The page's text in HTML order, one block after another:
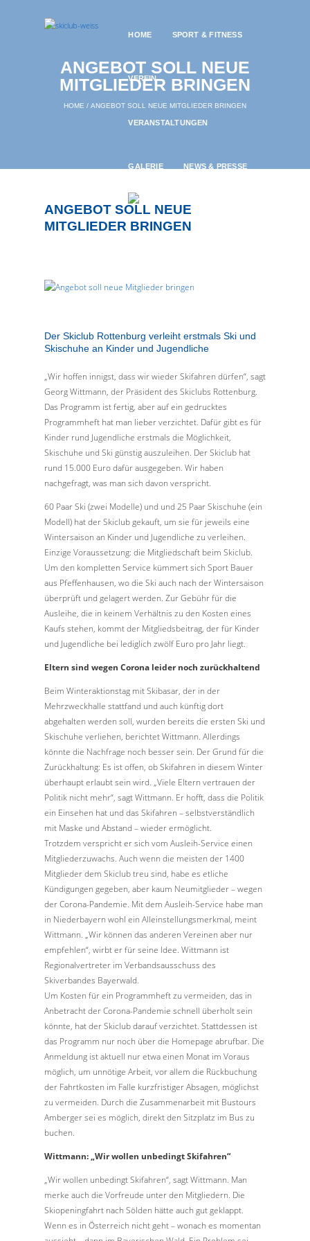
HOME SPORT & FITNESS
VEREIN
VERANSTALTUNGEN
GALERIE NEWS & PRESSE
ANGEBOT SOLL NEUE
MITGLIEDER BRINGEN
HOME ANGEBOT SOLL NEUE MITGLIEDER BRINGEN
ANGEBOT SOLL NEUE
MITGLIEDER BRINGEN
Der Skiclub Rottenburg verleiht erstmals Ski und
Skischuhe an Kinder und Jugendliche
„Wir hoffen innigst, dass wir wieder Skifahren dürfen“, sagt
Georg Wittmann, der Präsident des Skiclubs Rottenburg.
Das Programm ist fertig, aber auf ein gedrucktes
Programmheft hat man lieber verzichtet. Dafür gibt es für
Kinder rund Jugendliche erstmals die Möglichkeit,
Skischuhe und Ski günstig auszuleihen. Der Skiclub hat
rund 15.000 Euro dafür ausgegeben. Wir haben
nachgefragt, was man sich davon verspricht.
60 Paar Ski (zwei Modelle) und und 25 Paar Skischuhe (ein
Modell) hat der Skiclub gekauft, um sie für jeweils eine
Wintersaison an Kinder und Jugendliche zu verleihen.
Einzige Voraussetzung: die Mitgliedschaft beim Skiclub.
Um den kompletten Service kümmert sich Sport Bauer
aus Pfeffenhausen, wo die Ski auch nach der Wintersaison
überprüft und gelagert werden. Zur Gebühr für die
Ausleihe, die in keinem Verhältnis zu den Kosten eines
Kaufs stehen, kommt der Mitgliedsbeitrag, der für Kinder
und Jugendliche bei lediglich zwölf Euro pro Jahr liegt.
Eltern sind wegen Corona leider noch zurückhaltend
Beim Winteraktionstag mit Skibasar, der in der
Mehrzweckhalle stattfand und auch künftig dort
abgehalten werden soll, wurden bereits die ersten Ski und
Skischuhe verliehen, berichtet Wittmann. Allerdings
könnte die Nachfrage noch besser sein. Der Grund für die
Zurückhaltung: Es ist offen, ob Skifahren in diesem Winter
überhaupt erlaubt sein wird. „Viele Eltern vertrauen der
Politik nicht mehr“, sagt Wittmann. Er hofft, dass die Politik
ein Einsehen hat und das Skifahren – selbstverständlich
mit Maske und Abstand – wieder ermöglicht.
Trotzdem verspricht er sich vom Ausleih-Service einen
Mitgliederzuwachs. Auch wenn die meisten der 1400
Mitglieder dem Skiclub treu sind, habe es etliche
Kündigungen gegeben, aber kaum Neumitglieder – wegen
der Corona-Pandemie. Mit dem Ausleih-Service habe man
in Niederbayern wohl ein Alleinstellungsmerkmal, meint
Wittmann. „Wir können das anderen Vereinen aber nur
empfehlen“, wirbt er für seine Idee. Wittmann ist
Regionalvertreter im Verbandsausschuss des
Skiverbandes Bayerwald.
Um Kosten für ein Programmheft zu vermeiden, das in
Anbetracht der Corona-Pandemie schnell überholt sein
könnte, hat der Skiclub darauf verzichtet. Stattdessen ist
das Programm nur noch über die Homepage abrufbar. Die
Anmeldung ist aktuell nur etwa einen Monat im Voraus
möglich, um unnötige Arbeit, vor allem die Rückbuchung
der Fahrtkosten im Falle kurzfristiger Absagen, möglichst
zu vermeiden. Durch die Zusammenarbeit mit Bustours
Amberger sei es möglich, direkt den Sitzplatz im Bus zu
buchen.
Wittmann: „Wir wollen unbedingt Skifahren“
„Wir wollen unbedingt Skifahren“, sagt Wittmann. Man
merke auch die Vorfreude unter den Mitgliedern. Die
Skiopeningfahrt nach Sölden hätte auch gut geklappt.
Wenn es in Österreich nicht geht – wonach es momentan